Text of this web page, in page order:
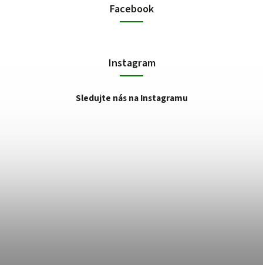
Facebook
Instagram
Sledujte nás na Instagramu